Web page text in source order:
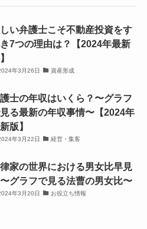
い弁護士こそ不動産投資をす
7つの理由は？【2024年最新
年3月26日 資産形成
士の年収はいくら？〜グラフ
る最新の年収事情〜【2024年
版】
年3月22日 経営・集客
家の世界における男女比早見
グラフで見る法曹の男女比〜
年3月20日 お役立ち情報